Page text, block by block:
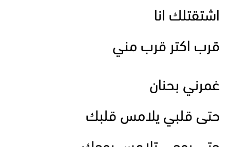
اشتقتلك انا
قرب اكتر قرب مني
غمرني بحنان
حتى قلبي يلامس قلبك